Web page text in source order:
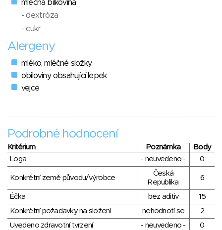
mléčná bílkovina
- dextróza
- cukr
Alergeny
mléko, mléčné složky
obiloviny obsahující lepek
vejce
Podrobné hodnocení
Kritérium Poznámka
Body
Loga
- neuvedeno - 0
Konkrétní země původu/výrobce
Česká
Republika
6
Éčka bez aditiv
15
Konkrétní požadavky na složení
nehodnotí se
2
Uvedeno zdravotní tvrzení
- neuvedeno -
0